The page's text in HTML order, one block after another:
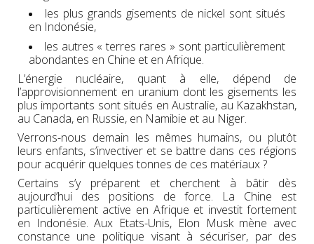
les plus grands gisements de nickel sont situés
en Indonésie,
les autres « terres rares » sont particulièrement
abondantes en Chine et en Afrique.
L’énergie nucléaire, quant à elle, dépend de
l’approvisionnement en uranium dont les gisements les
plus importants sont situés en Australie, au Kazakhstan,
au Canada, en Russie, en Namibie et au Niger.
Verrons-nous demain les mêmes humains, ou plutôt
leurs enfants, s’invectiver et se battre dans ces régions
pour acquérir quelques tonnes de ces matériaux ?
Certains s’y préparent et cherchent à bâtir dès
aujourd’hui des positions de force. La Chine est
particulièrement active en Afrique et investit fortement
en Indonésie. Aux Etats-Unis, Elon Musk mène avec
constance une politique visant à sécuriser, par des